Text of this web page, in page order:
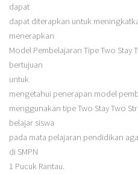
dapat
dapat diterapkan untuk
menerapkan
Model Pembelajaran Tipe Two Stay
bertujuan
untuk
mengetahui penerapan model
menggunakan tipe Two Stay Two
belajar siswa
pada mata pelajaran pendidikan
di SMPN
1 Pucuk Rantau.